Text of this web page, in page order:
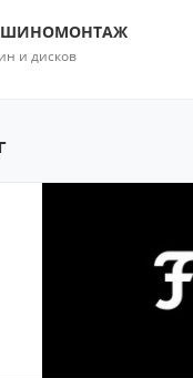
ШИНОМОНТАЖ
и дисков